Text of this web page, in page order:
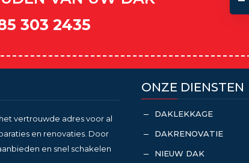
303 2435
het vertrouwde adres voor al
en renovaties. Door
en snel schakelen
ONZE DIENSTEN
K DAKLEKKAGE
K DAKRENOVATIE
K NIEUW DAK